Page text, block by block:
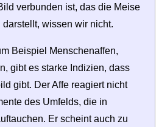
verbunden ist, das die Meise
wissen wir nicht.
Beispiel Menschenaffen,
gibt es starke Indizien, dass
gibt. Der Affe reagiert nicht
des Umfelds, die in
Er scheint auch zu